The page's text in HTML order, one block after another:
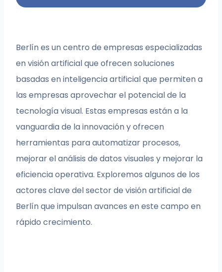
Berlín es un centro de empresas especializadas
en visión artificial que ofrecen soluciones
basadas en inteligencia artificial que permiten a
las empresas aprovechar el potencial de la
tecnología visual. Estas empresas están a la
vanguardia de la innovación y ofrecen
herramientas para automatizar procesos,
mejorar el análisis de datos visuales y mejorar la
eficiencia operativa. Exploremos algunos de los
actores clave del sector de visión artificial de
Berlín que impulsan avances en este campo en
rápido crecimiento.